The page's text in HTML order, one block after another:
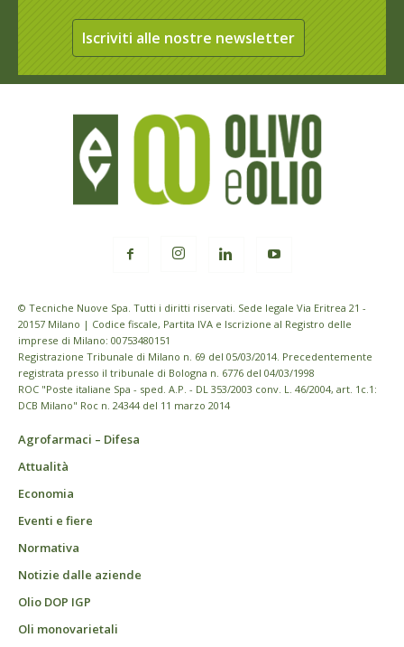
Iscriviti alle nostre newsletter
© Tecniche Nuove Spa. Tutti i diritti riservati. Sede legale Via Eritrea 21 -
20157 Milano | Codice fiscale, Partita IVA e Iscrizione al Registro delle
imprese di Milano: 00753480151
Registrazione Tribunale di Milano n. 69 del 05/03/2014. Precedentemente
registrata presso il tribunale di Bologna n. 6776 del 04/03/1998
ROC "Poste italiane Spa - sped. A.P. - DL 353/2003 conv. L. 46/2004, art. 1c.1:
DCB Milano" Roc n. 24344 del 11 marzo 2014
Agrofarmaci – Difesa
Attualità
Economia
Eventi e fiere
Normativa
Notizie dalle aziende
Olio DOP IGP
Oli monovarietali